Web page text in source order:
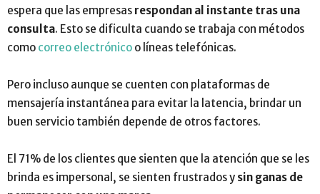
espera que las empresas respondan al instante tras una
consulta. Esto se dificulta cuando se trabaja con métodos
como correo electrónico o líneas telefónicas.
Pero incluso aunque se cuenten con plataformas de
mensajería instantánea para evitar la latencia, brindar un
buen servicio también depende de otros factores.
El 71% de los clientes que sienten que la atención que se les
brinda es impersonal, se sienten frustrados y sin ganas de